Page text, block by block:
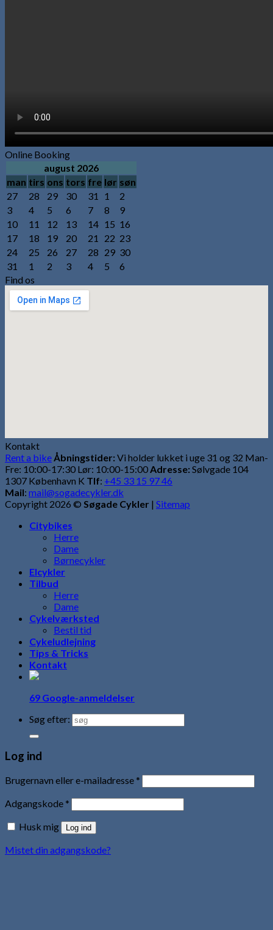
Online Booking
august 2026
man tirs ons tors fre lør søn
27
28 29 30 31 1
2
3
4 5 6 7 8
9
10
11 12 13 14 15 16
17
18 19 20 21 22 23
24
25 26 27 28 29 30
31
1 2 3 4 5
6
Find os
Kontakt
Rent a bike Åbningstider:Vi holder lukket i uge 31 og 32 Man-
Fre: 10:00-17:30 Lør: 10:00-15:00 Adresse:Sølvgade 104
1307 København K Tlf: +45 33 15 97 46
Mail: mail@sogadecykler.dk
Copyright 2026 © Søgade Cykler | Sitemap
Citybikes
Herre
Dame
Børnecykler
Elcykler
Tilbud
Herre
Dame
Cykelværksted
Bestil tid
Cykeludlejning
Tips & Tricks
Kontakt
69 Google-anmeldelser
Søg efter:
Log ind
Brugernavn eller e-mailadresse *
Adgangskode *
Husk mig
Log ind
Mistet din adgangskode?